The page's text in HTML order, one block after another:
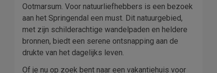
Ootmarsum. Voor natuurliefhebbers is een bezoek
aan het Springendal een must. Dit natuurgebied,
met zijn schilderachtige wandelpaden en heldere
bronnen, biedt een serene ontsnapping aan de
drukte van het dagelijks leven.
Of je nu op zoek bent naar een vakantiehuis voor